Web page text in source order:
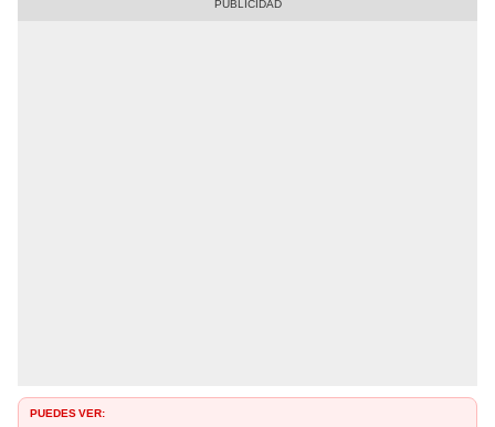
PUEDES VER: